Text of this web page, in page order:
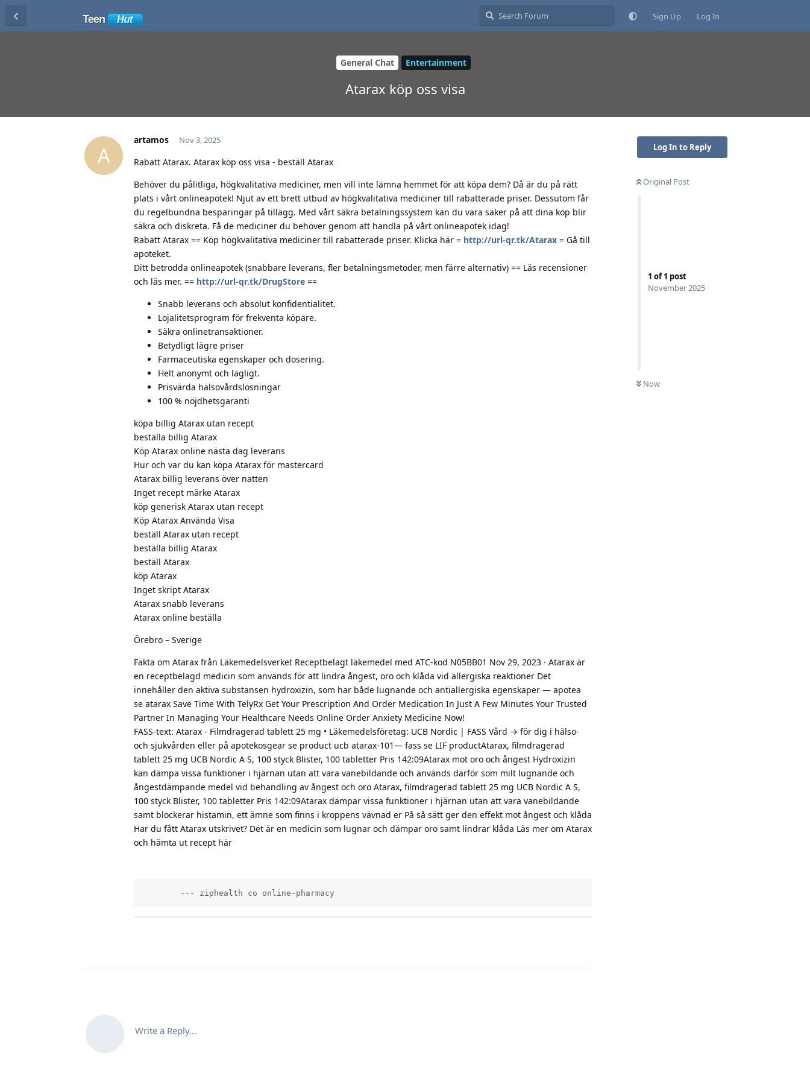
Sign Up Log In
General Chat Entertainment
Atarax köp oss visa
Log In to Reply
Original Post
1 of1 post
November 2025
Now
A
artamos Nov 3, 2025
Rabatt Atarax. Atarax köp oss visa - beställ Atarax
Behöver du pålitliga, högkvalitativa mediciner, men vill inte lämna hemmet för att köpa dem? Då är du på rätt
plats i vårt onlineapotek! Njut av ett brett utbud av högkvalitativa mediciner till rabatterade priser. Dessutom får
du regelbundna besparingar på tillägg. Med vårt säkra betalningssystem kan du vara säker på att dina köp blir
säkra och diskreta. Få de mediciner du behöver genom att handla på vårt onlineapotek idag!
Rabatt Atarax == Köp högkvalitativa mediciner till rabatterade priser. Klicka här = http://url-qr.tk/Atarax = Gå till
apoteket.
Ditt betrodda onlineapotek (snabbare leverans, fler betalningsmetoder, men färre alternativ) == Läs recensioner
och läs mer. == http://url-qr.tk/DrugStore ==
Snabb leverans och absolut konfidentialitet.
Lojalitetsprogram för frekventa köpare.
Säkra onlinetransaktioner.
Betydligt lägre priser
Farmaceutiska egenskaper och dosering.
Helt anonymt och lagligt.
Prisvärda hälsovårdslösningar
100 % nöjdhetsgaranti
köpa billig Atarax utan recept
beställa billig Atarax
Köp Atarax online nästa dag leverans
Hur och var du kan köpa Atarax för mastercard
Atarax billig leverans över natten
Inget recept märke Atarax
köp generisk Atarax utan recept
Köp Atarax Använda Visa
beställ Atarax utan recept
beställa billig Atarax
beställ Atarax
köp Atarax
Inget skript Atarax
Atarax snabb leverans
Atarax online beställa
Örebro – Sverige
Fakta om Atarax från Läkemedelsverket Receptbelagt läkemedel med ATC-kod N05BB01 Nov 29, 2023 · Atarax är
en receptbelagd medicin som används för att lindra ångest, oro och klåda vid allergiska reaktioner Det
innehåller den aktiva substansen hydroxizin, som har både lugnande och antiallergiska egenskaper — apotea
se atarax Save Time With TelyRx Get Your Prescription And Order Medication In Just A Few Minutes Your Trusted
Partner In Managing Your Healthcare Needs Online Order Anxiety Medicine Now!
FASS-text: Atarax - Filmdragerad tablett 25 mg • Läkemedelsföretag: UCB Nordic | FASS Vård → för dig i hälso-
och sjukvården eller på apotekosgear se product ucb atarax-101— fass se LIF productAtarax, filmdragerad
tablett 25 mg UCB Nordic A S, 100 styck Blister, 100 tabletter Pris 142:09Atarax mot oro och ångest Hydroxizin
kan dämpa vissa funktioner i hjärnan utan att vara vanebildande och används därför som milt lugnande och
ångestdämpande medel vid behandling av ångest och oro Atarax, filmdragerad tablett 25 mg UCB Nordic A S,
100 styck Blister, 100 tabletter Pris 142:09Atarax dämpar vissa funktioner i hjärnan utan att vara vanebildande
samt blockerar histamin, ett ämne som finns i kroppens vävnad er På så sätt ger den effekt mot ångest och klåda
Har du fått Atarax utskrivet? Det är en medicin som lugnar och dämpar oro samt lindrar klåda Läs mer om Atarax
och hämta ut recept här
        --- ziphealth co online-pharmacy
Write a Reply...